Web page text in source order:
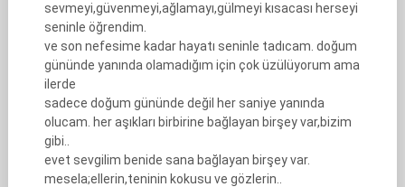
sevmeyi,güvenmeyi,ağlamayı,gülmeyi kısacası herseyi
seninle öğrendim.
ve son nefesime kadar hayatı seninle tadıcam. doğum
gününde yanında olamadığım için çok üzülüyorum ama
ilerde
sadece doğum gününde değil her saniye yanında
olucam. her aşıkları birbirine bağlayan birşey var,bizim
gibi..
evet sevgilim benide sana bağlayan birşey var.
mesela;ellerin,teninin kokusu ve gözlerin..